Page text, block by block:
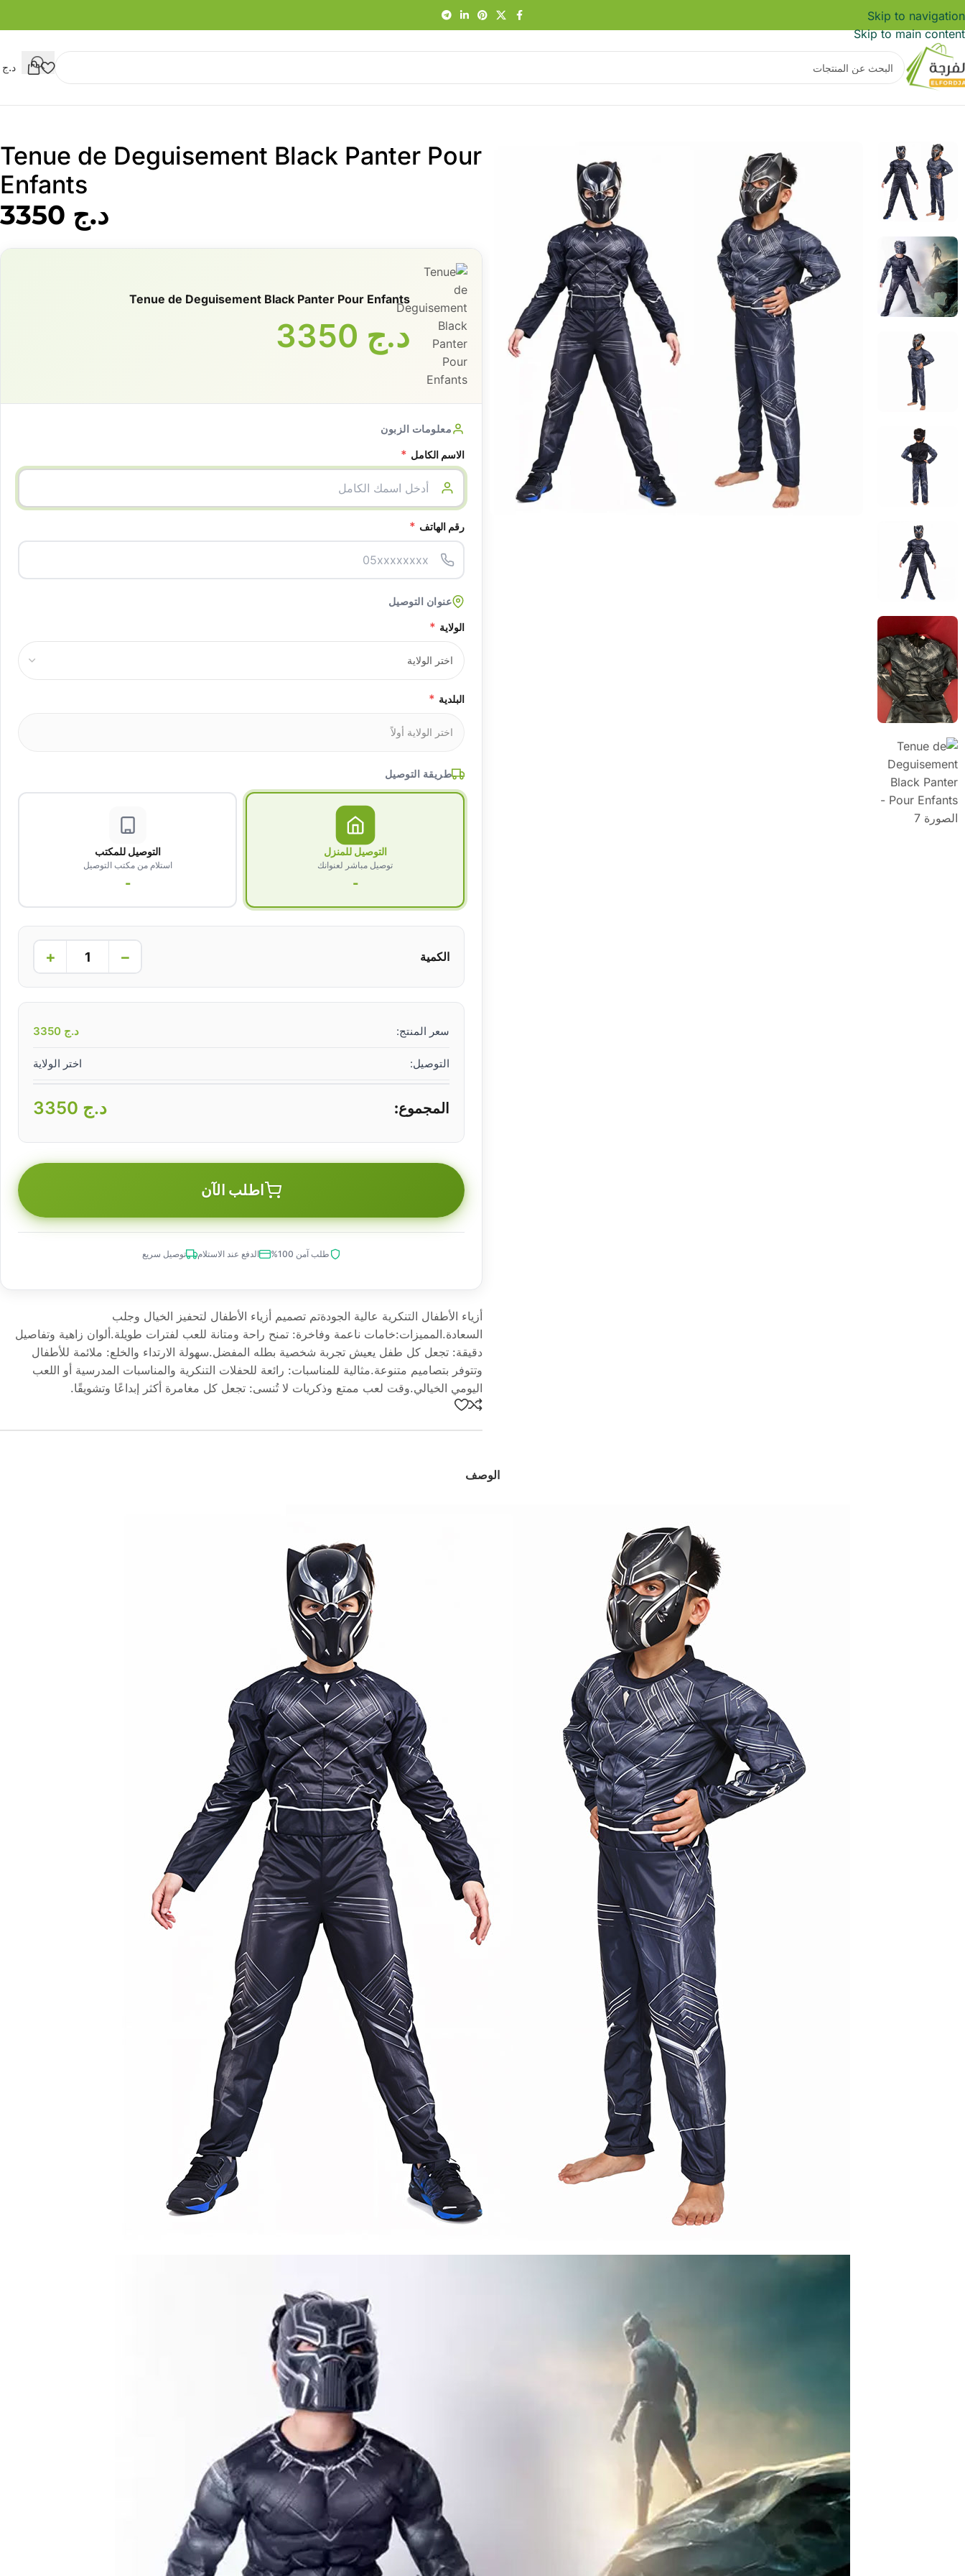
Skip to navigation
Skip to main content
د.ج
Tenue de Deguisement Black Panter Pour
Enfants
د.ج
Tenue de Deguisement Black Panter Pour Enfants
د.ج
معلومات الزبون
الاسم الكامل *
رقم الهاتف *
عنوان التوصيل
الولاية *
البلدية *
طريقة التوصيل
التوصيل للمنزل
توصيل مباشر لعنوانك
-
التوصيل للمكتب
استلام من مكتب التوصيل
-
الكمية −
+
سعر المنتج: د.ج
التوصيل: اختر الولاية
المجموع: د.ج
اطلب الآن
طلب آمن 100% الدفع عند الاستلام توصيل سريع
أزياء الأطفال التنكرية عالية الجودةتم تصميم أزياء الأطفال لتحفيز الخيال وجلب
السعادة.المميزات:خامات ناعمة وفاخرة: تمنح راحة ومتانة للعب لفترات طويلة.ألوان زاهية وتفاصيل
دقيقة: تجعل كل طفل يعيش تجربة شخصية بطله المفضل.سهولة الارتداء والخلع: ملائمة للأطفال
وتتوفر بتصاميم متنوعة.مثالية للمناسبات: رائعة للحفلات التنكرية والمناسبات المدرسية أو اللعب
اليومي الخيالي.وقت لعب ممتع وذكريات لا تُنسى: تجعل كل مغامرة أكثر إبداعًا وتشويقًا.
الوصف